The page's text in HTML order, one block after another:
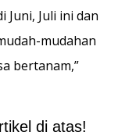
Juli ini dan
mudahan
bertanam,”
di atas!